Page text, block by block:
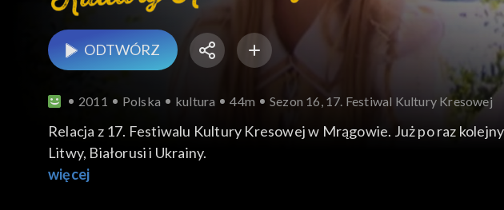
ODTWÓRZ
2011 Polska kultura 44m Sezon 16, 17. Festiwal Kultury Kresowej
Relacja z 17. Festiwalu Kultury Kresowej w Mrągowie. Już po raz
Litwy, Białorusi i Ukrainy.
więcej